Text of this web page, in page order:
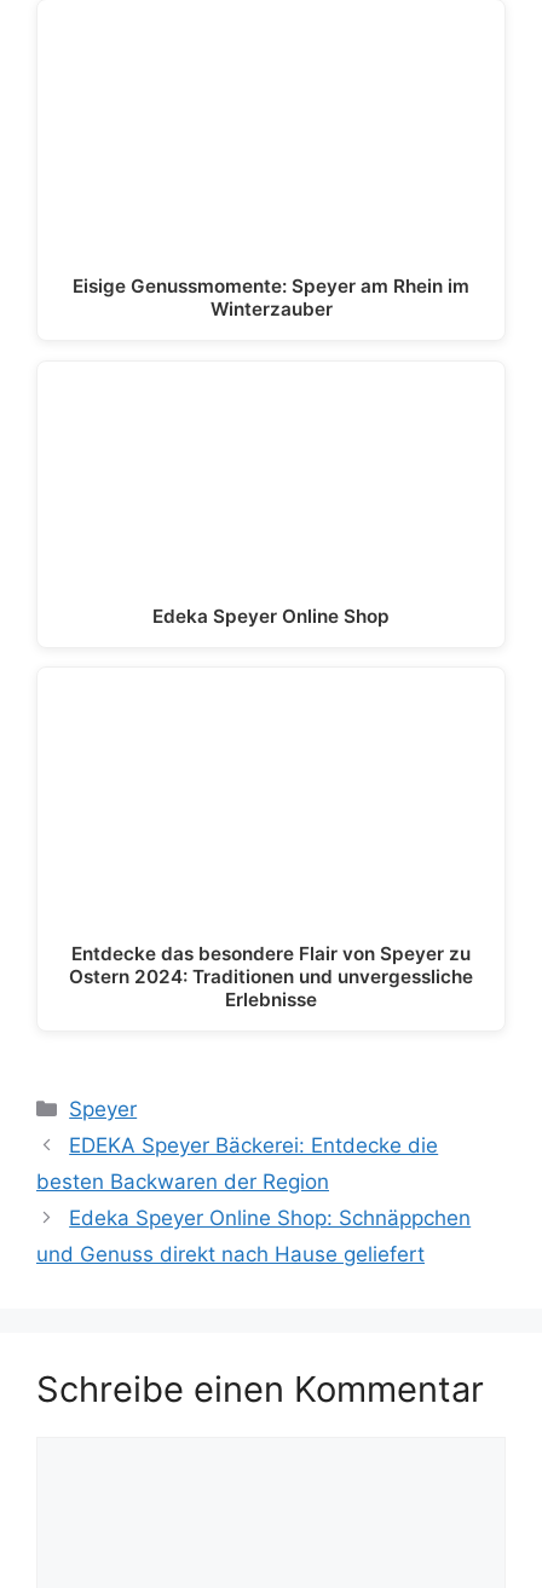
Eisige Genussmomente: Speyer am Rhein im
Winterzauber
Edeka Speyer Online Shop
Entdecke das besondere Flair von Speyer zu
Ostern 2024: Traditionen und unvergessliche
Erlebnisse
Kategorien
Speyer
EDEKA Speyer Bäckerei: Entdecke die
besten Backwaren der Region
Edeka Speyer Online Shop: Schnäppchen
und Genuss direkt nach Hause geliefert
Schreibe einen Kommentar